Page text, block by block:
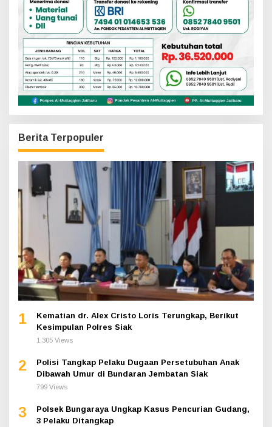
Berita Terpopuler
1
Kematian dr. Alex Cristo Loris Terungkap, Berikut
Kesimpulan Polres Siak
1,305 Views
2
Polisi Tangkap Pelaku Dugaan Persetubuhan Anak
Dibawah Umur di Bundaran Jembatan Siak
799 Views
3
Polsek Bungaraya Ungkap Kasus Pencurian Gudang,
3 Pelaku Ditangkap